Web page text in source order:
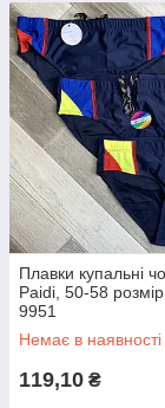
Плавки купальні
Paidi, 50-58 розмір,
9951
Немає в наявності
119,10 ₴